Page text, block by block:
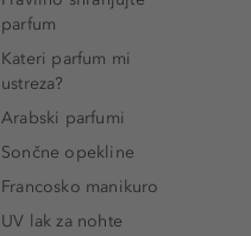
parfum
Kateri parfum mi
ustreza?
Arabski parfumi
Sončne opekline
Francosko manikuro
UV lak za nohte